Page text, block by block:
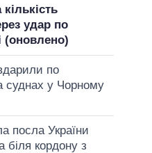
удар по
(оновлено)
по
суднах у Чорному
посла України
біля кордону з